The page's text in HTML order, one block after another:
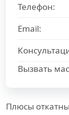
Плюсы
Телефон:
Email:
Вызвать